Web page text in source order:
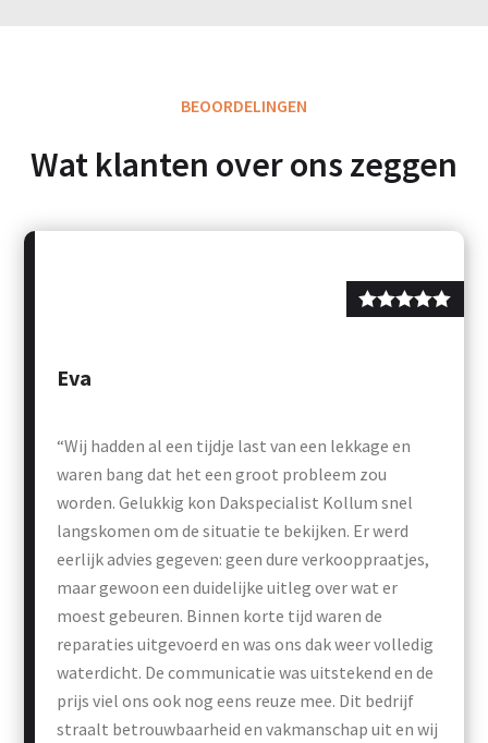
BEOORDELINGEN
Wat klanten over ons zeggen
“Wij hadden al een tijdje last van een lekkage en
waren bang dat het een groot probleem zou
worden. Gelukkig kon Dakspecialist Kollum snel
langskomen om de situatie te bekijken. Er werd
eerlijk advies gegeven: geen dure verkooppraatjes,
maar gewoon een duidelijke uitleg over wat er
moest gebeuren. Binnen korte tijd waren de
reparaties uitgevoerd en was ons dak weer volledig
waterdicht. De communicatie was uitstekend en de
prijs viel ons ook nog eens reuze mee. Dit bedrijf
straalt betrouwbaarheid en vakmanschap uit en wij
Eva